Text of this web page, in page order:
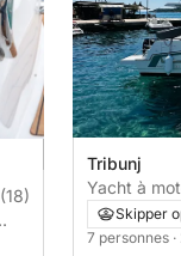
(18)
Tribunj
Yacht à
600cvSkipper
7 personnes